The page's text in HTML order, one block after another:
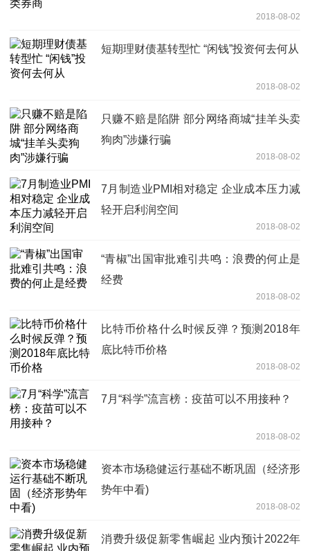
2018-08-02
短期理财债基转型忙 “闲钱”投资何去何从
2018-08-02
只赚不赔是陷阱 部分网络商城“挂羊头卖
狗肉”涉嫌行骗
2018-08-02
7月制造业PMI相对稳定 企业成本压力减
轻开启利润空间
2018-08-02
“青椒”出国审批难引共鸣：浪费的何止是
经费
2018-08-02
比特币价格什么时候反弹？预测2018年
底比特币价格
2018-08-02
7月“科学”流言榜：疫苗可以不用接种？
2018-08-02
资本市场稳健运行基础不断巩固（经济形
势年中看)
2018-08-02
消费升级促新零售崛起 业内预计2022年